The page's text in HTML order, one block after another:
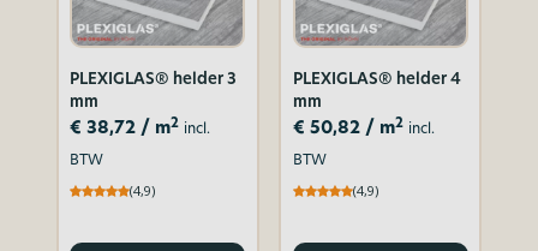
PLEXIGLAS® helder 3
mm
€ 38,72 / m2 incl.
BTW
(4,9)
PLEXIGLAS® helder 4
mm
€ 50,82/ m2 incl.
BTW
(4,9)